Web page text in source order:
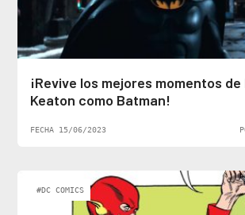
¡Revive los mejores momentos de
Keaton como Batman!
FECHA 15/06/2023
#DC COMICS